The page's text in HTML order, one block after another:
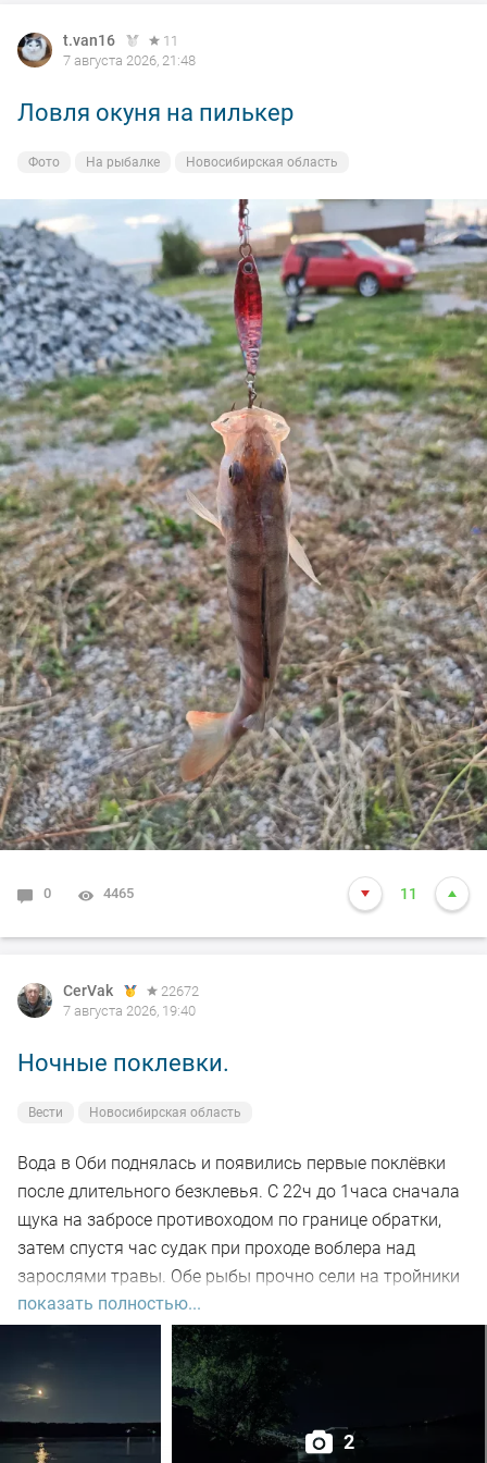
t.van16
11
7 августа 2026, 21:48
Ловля окуня на пилькер
Фото На рыбалке Новосибирская область
0 4465 11
CerVak
22672
7 августа 2026, 19:40
Ночные поклевки.
Вести Новосибирская область
Вода в Оби поднялась и появились первые поклёвки
после длительного безклевья. С 22ч до 1часа сначала
щука на забросе противоходом по границе обратки,
затем спустя час судак при проходе воблера над
зарослями травы. Обе рыбы прочно сели на тройники
и при чистке оказались с пустыми желудками. Ждем
дальнейших поклёвок.
показать полностью...
2